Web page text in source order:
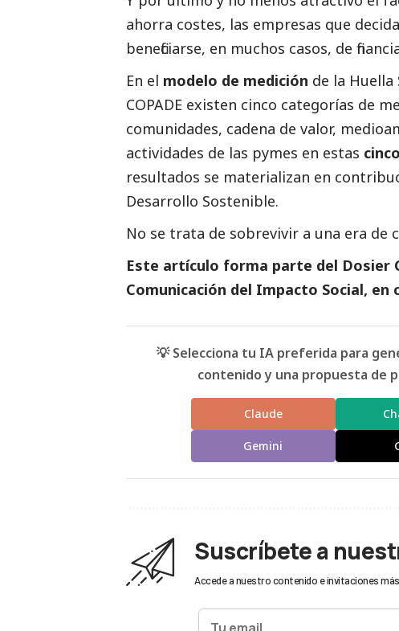
ahorra costes, las empresas que
beneficiarse, en muchos casos, de
En el modelo de medición de la Huella
COPADE existen cinco categorías de
comunidades, cadena de valor,
actividades de las pymes en estas
resultados se materializan en
Desarrollo Sostenible.
No se trata de sobrevivir a una era de
Este artículo forma parte del Dosier
Comunicación del Impacto Social, en
💡 Selecciona tu IA preferida para
contenido y una propuesta de
Claude
Gemini
Suscríbete a
Accede a nuestro contenido e invitaciones más